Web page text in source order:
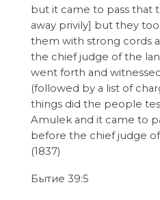
but it came to pass that
away privily] but they
them with strong cords
the chief judge of the
went forth and
(followed by a list of
things did the people
Amulek and it came to
before the chief judge
(1837)
Бытие 39:5